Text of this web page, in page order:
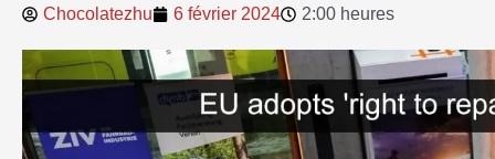
Chocolatezhu 6 février 2024 2:00 heures